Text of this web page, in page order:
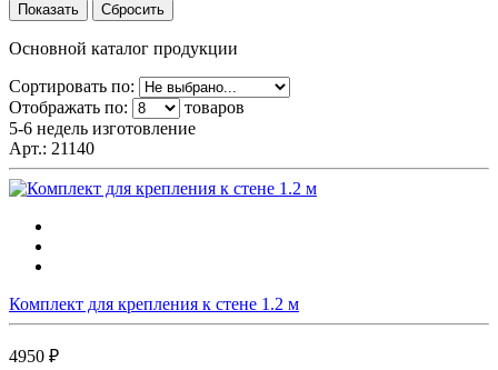
Основной каталог продукции
Сортировать по:
Отображать по:
товаров
5-6 недель изготовление
Арт.: 21140
Комплект для крепления к стене 1.2 м
4950 ₽